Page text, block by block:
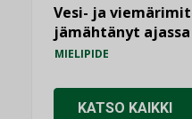
Vesi- ja
jämähtänyt
MIELIPIDE
KATSO KAIKKI